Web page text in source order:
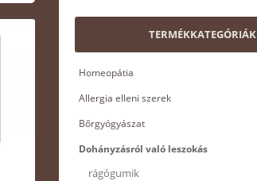
TERMÉKKATEGÓRIÁK
Homeopátia
Allergia elleni szerek
Bőrgyógyászat
Dohányzásról való leszokás
rágógumik